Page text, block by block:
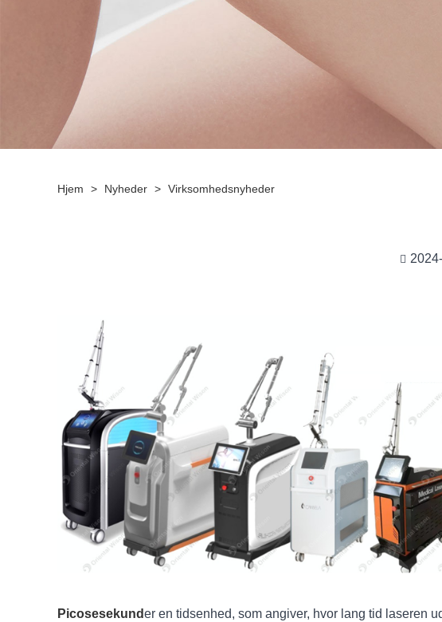
Hjem > Nyheder > Virksomhedsnyheder
Picosesekunder en tidsenhed, som angiver, hvor lang tid laseren